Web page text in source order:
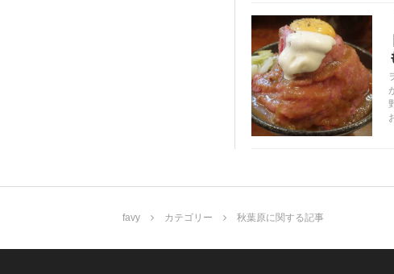
favy カテゴリー 秋葉原に関する記事